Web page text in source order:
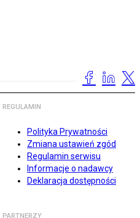
REGULAMIN
Polityka Prywatności
Zmiana ustawień zgód
Regulamin serwisu
Informacje o nadawcy
Deklaracja dostępności
PARTNERZY